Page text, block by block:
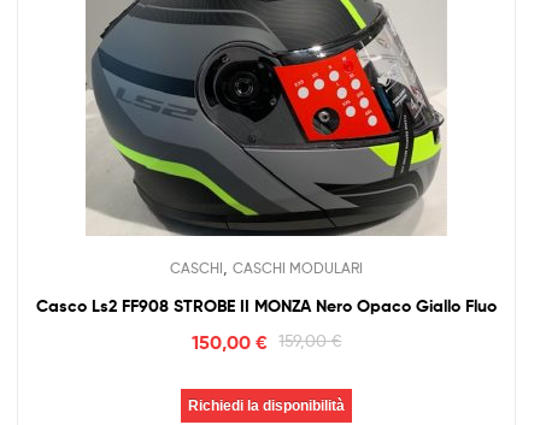
CASCHI CASCHI MODULARI
Casco Ls2 FF908 STROBE II MONZA Nero Opaco Giallo Fluo
159,00€
150,00 €
Richiedi la disponibilità